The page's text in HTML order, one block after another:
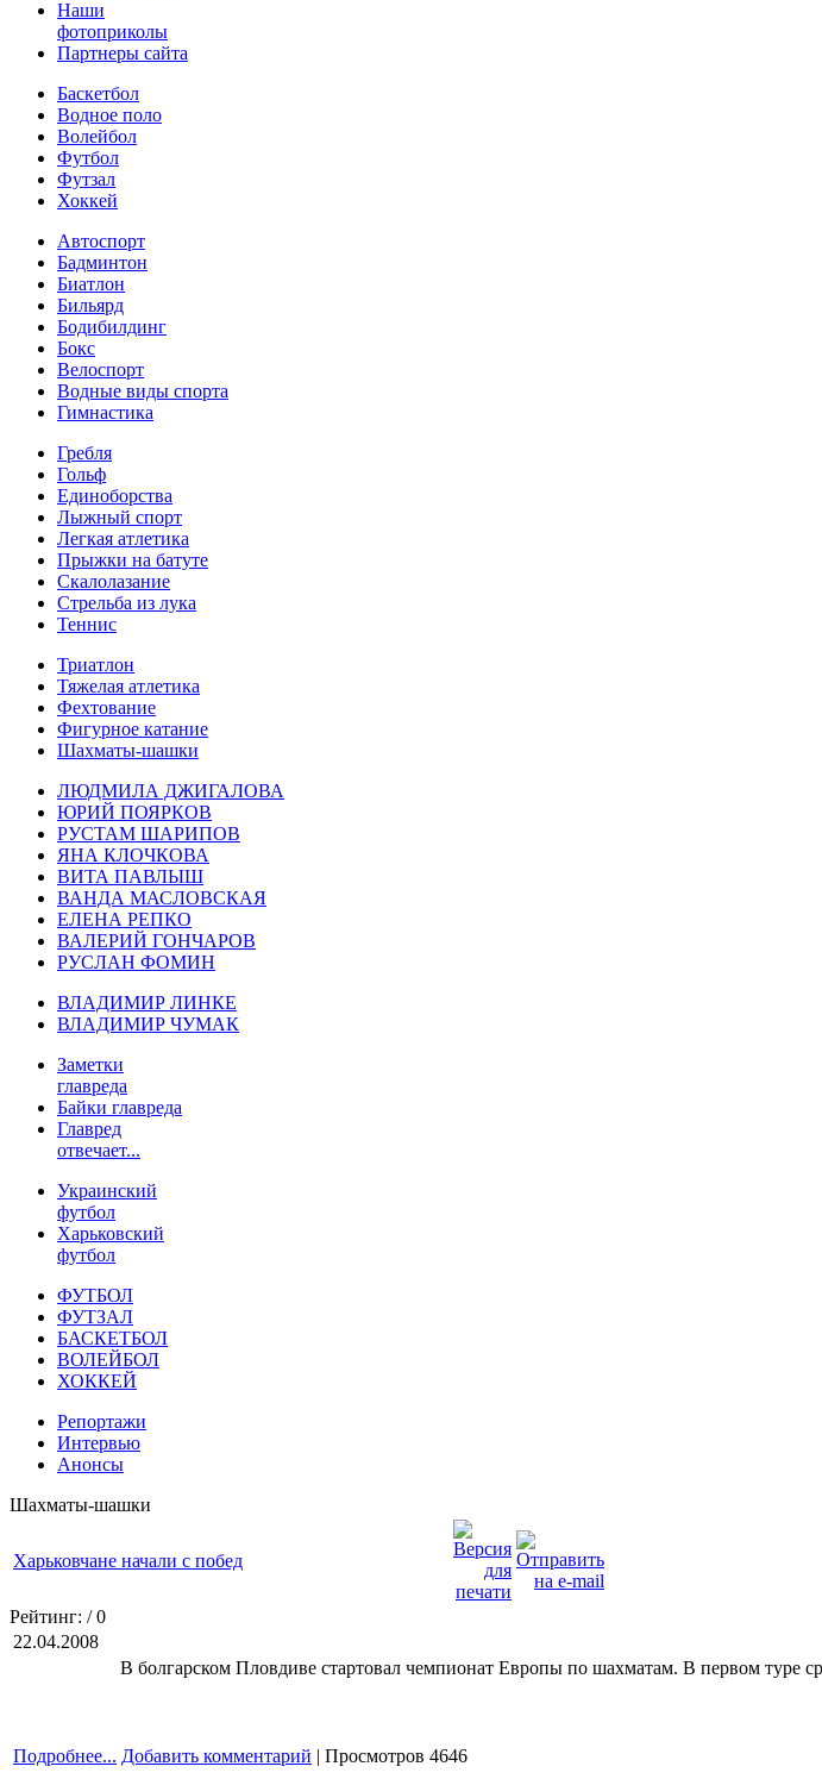
Наши
фотоприколы
Партнеры сайта
Баскетбол
Водное поло
Волейбол
Футбол
Футзал
Хоккей
Автоспорт
Бадминтон
Биатлон
Бильярд
Бодибилдинг
Бокс
Велоспорт
Водные виды спорта
Гимнастика
Гребля
Гольф
Единоборства
Лыжный спорт
Легкая атлетика
Прыжки на батуте
Скалолазание
Стрельба из лука
Теннис
Триатлон
Тяжелая атлетика
Фехтование
Фигурное катание
Шахматы-шашки
ЛЮДМИЛА ДЖИГАЛОВА
ЮРИЙ ПОЯРКОВ
РУСТАМ ШАРИПОВ
ЯНА КЛОЧКОВА
ВИТА ПАВЛЫШ
ВАНДА МАСЛОВСКАЯ
ЕЛЕНА РЕПКО
ВАЛЕРИЙ ГОНЧАРОВ
РУСЛАН ФОМИН
ВЛАДИМИР ЛИНКЕ
ВЛАДИМИР ЧУМАК
Заметки
главреда
Байки главреда
Главред
отвечает...
Украинский
футбол
Харьковский
футбол
ФУТБОЛ
ФУТЗАЛ
БАСКЕТБОЛ
ВОЛЕЙБОЛ
ХОККЕЙ
Репортажи
Интервью
Анонсы
Шахматы-шашки
Харьковчане начали с побед
Рейтинг: / 0
22.04.2008
В болгарском Пловдиве стартовал чемпионат Европы по шахматам. В первом туре
Подробнее... Добавить комментарий | Просмотров 4646